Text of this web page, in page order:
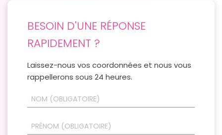
BESOIN D'UNE RÉPONSE
RAPIDEMENT ?
Laissez-nous vos coordonnées et nous vous
rappellerons sous 24 heures.